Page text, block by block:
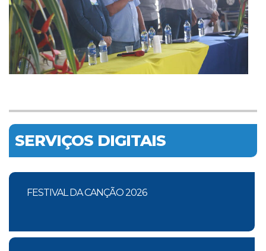
SERVIÇOS DIGITAIS
FESTIVAL DA CANÇÃO 2026